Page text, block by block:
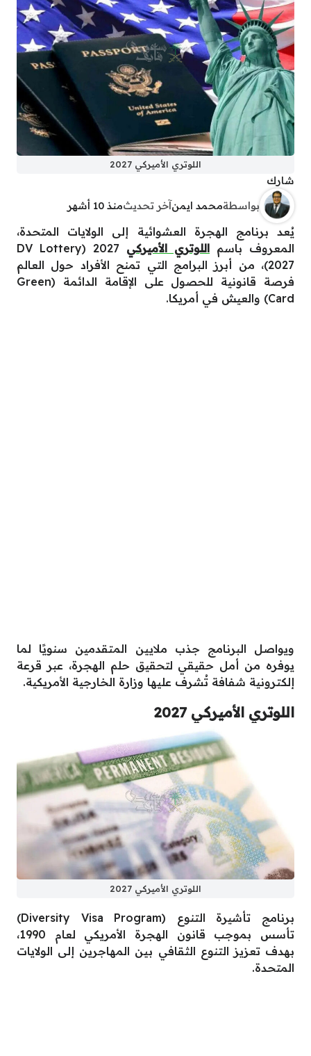
اللوتري الأميركي 2027
شارك
بواسطةمحمد ايمنآخر تحديثمنذ 10 أشهر
يُعد برنامج الهجرة العشوائية إلى الولايات المتحدة،
المعروف باسم اللوتري الأميركي
2027 (DV Lottery
2027)، من أبرز البرامج التي تمنح الأفراد حول العالم
فرصة قانونية للحصول على الإقامة الدائمة (Green
Card) والعيش في أمريكا.
ويواصل البرنامج جذب ملايين المتقدمين سنويًا لما
يوفره من أمل حقيقي لتحقيق حلم الهجرة، عبر قرعة
إلكترونية شفافة تُشرف عليها وزارة الخارجية الأمريكية.
اللوتري الأميركي 2027
اللوتري الأميركي 2027
برنامج تأشيرة التنوع (Diversity Visa Program)
تأسس بموجب قانون الهجرة الأمريكي لعام 1990،
بهدف تعزيز التنوع الثقافي بين المهاجرين إلى الولايات
المتحدة.